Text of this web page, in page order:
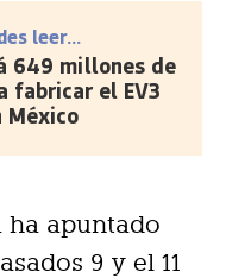
leer...
649 millones de
fabricar el EV3
México
ha apuntado
9 y el 11